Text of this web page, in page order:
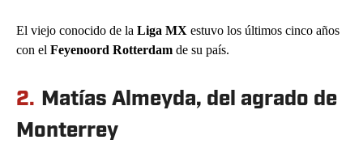
El viejo conocido de la Liga MX estuvo los últimos cinco años
con el Feyenoord Rotterdam de su país.
2. Matías Almeyda, del agrado de
Monterrey